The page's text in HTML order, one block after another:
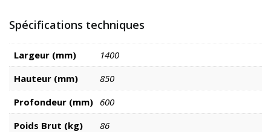
Spécifications techniques
Largeur (mm)
1400
Hauteur (mm)
850
Profondeur (mm) 600
Poids Brut (kg)
86